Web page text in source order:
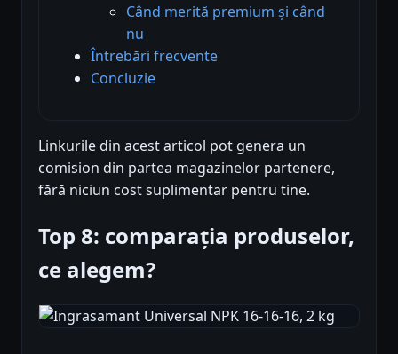
Când merită premium și când
nu
Întrebări frecvente
Concluzie
Linkurile din acest articol pot genera un
comision din partea magazinelor partenere,
fără niciun cost suplimentar pentru tine.
Top 8: comparația produselor,
ce alegem?